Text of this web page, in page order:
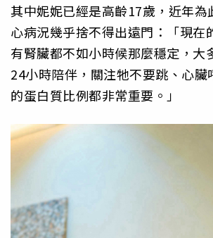
其中妮妮已經是高齡17歲，近年為
心病況幾乎捨不得出遠門：「現在
有腎臟都不如小時候那麼穩定，大
24小時陪伴，關注牠不要跳、心臟
的蛋白質比例都非常重要。」